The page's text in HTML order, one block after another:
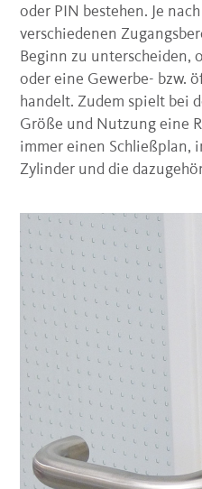
oder PIN bestehen. Je
verschiedenen
Beginn zu unterscheiden,
oder eine Gewerbe- bzw.
handelt. Zudem spielt bei
Größe und Nutzung eine
immer einen Schließplan,
Zylinder und die